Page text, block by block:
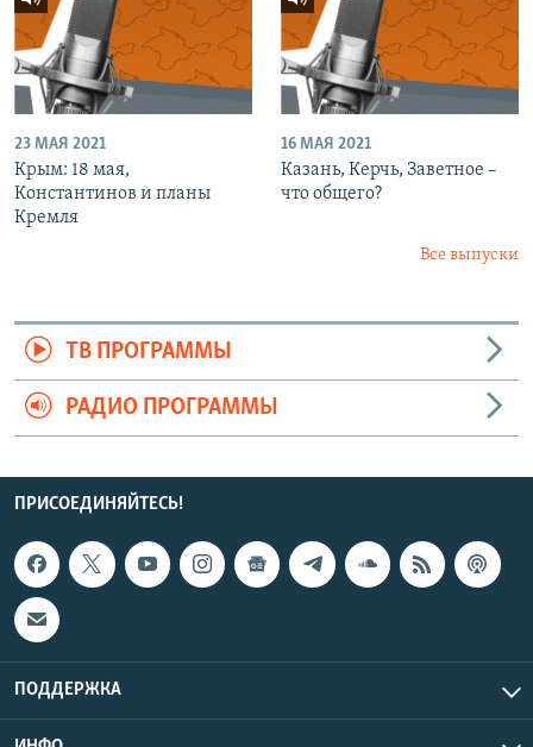
23 МАЯ 2021
Крым: 18 мая,
Константинов и планы
Кремля
16 МАЯ 2021
Казань, Керчь, Заветное –
что общего?
Все выпуски
ТВ ПРОГРАММЫ
РАДИО ПРОГРАММЫ
ПРИСОЕДИНЯЙТЕСЬ!
ПОДДЕРЖКА